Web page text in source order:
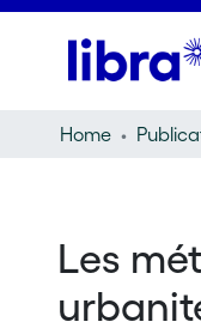
Home
Les